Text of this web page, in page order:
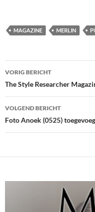
MAGAZINE MERLIN
Bericht
navigatie
VORIG BERICHT
The Style Researcher
VOLGEND BERICHT
Foto Anoek (0525)